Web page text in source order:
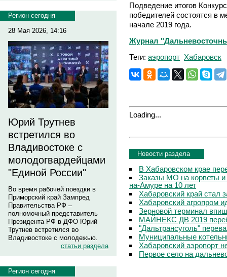
Регион сегодня
28 Мая 2026, 14:16
Юрий Трутнев
встретился во
Владивостоке с
молодогвардейцами
"Единой России"
Во время рабочей поездки в
Приморский край Зампред
Правительства РФ –
полномочный представитель
Президента РФ в ДФО Юрий
Трутнев встретился во
Владивостоке с молодежью.
статьи раздела
Регион сегодня
Подведение итогов
победителей состоятся в
начале 2019 года.
Журнал
Теги: аэропорт Хабаровск
Loading...
Новости раздела
В Хабаровском крае
Заказы МО на корветы и
на-Амуре на 10 лет
Хабаровский край стал
Хабаровский агропром
Зерновой терминал
МАЙНЕКС ДВ 2019
"Дальтрансуголь"
Муниципальные
Хабаровский аэропорт
Первое село на